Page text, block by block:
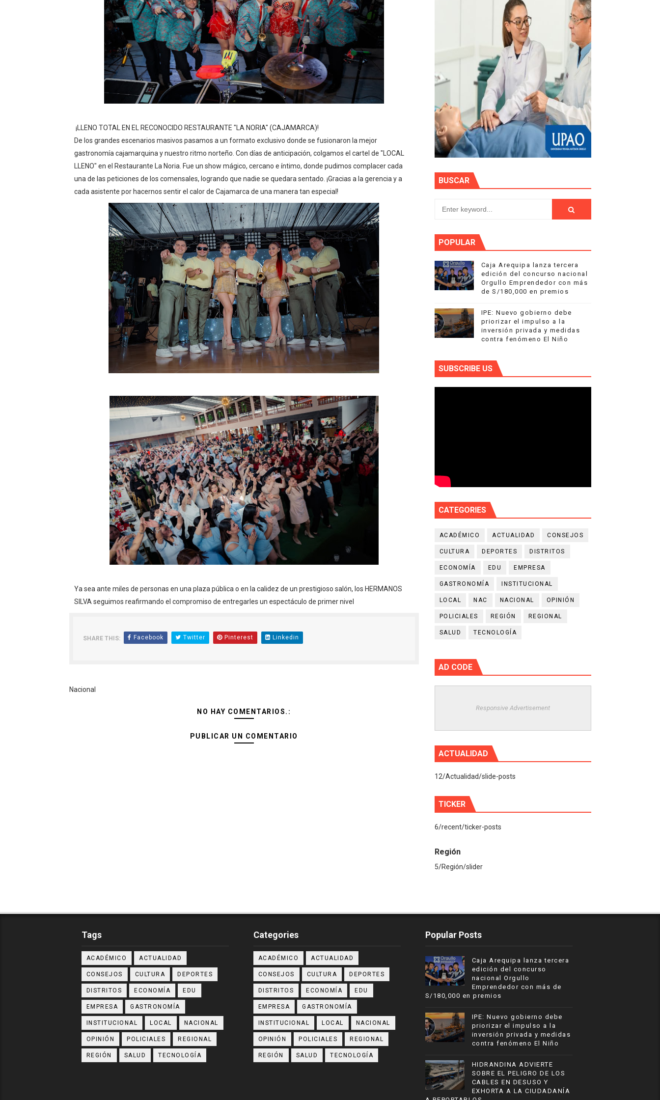
OSIPTEL: empresas operadoras están obligadas a verificar tope de 7 líneas móviles de personas naturales durante contratación
Yape habilita envío de remesas a Venezuela sin comisión tras emergencia por terremotos
Decano de Economistas: nuevo gobierno debe priorizar seguridad y facilitar proyecto hidrocarburífero en La Libertad
Concrevía impulsa la construcción de vías más duraderas en el Perú
ADAS: QUEDAN MENOS DE 90 DÍAS PARA PROTEGER A TRUJILLO Y VIRÚ DE "EL NIÑO"
¡LLENO TOTAL EN EL RECONOCIDO RESTAURANTE "LA NORIA" (CAJAMARCA)!
De los grandes escenarios masivos pasamos a un formato exclusivo donde se fusionaron la mejor
gastronomía cajamarquina y nuestro ritmo norteño. Con días de anticipación, colgamos el cartel de "LOCAL
LLENO" en el Restaurante La Noria. Fue un show mágico, cercano e íntimo, donde pudimos complacer cada
una de las peticiones de los comensales, logrando que nadie se quedara sentado. ¡Gracias a la gerencia y a
cada asistente por hacernos sentir el calor de Cajamarca de una manera tan especial!
Ya sea ante miles de personas en una plaza pública o en la calidez de un prestigioso salón, los HERMANOS
SILVA seguimos reafirmando el compromiso de entregarles un espectáculo de primer nivel
SHARE THIS: Facebook Twitter Pinterest Linkedin
Nacional
NO HAY COMENTARIOS.:
PUBLICAR UN COMENTARIO
BUSCAR
POPULAR
Caja Arequipa lanza tercera
edición del concurso nacional
Orgullo Emprendedor con más
de S/180,000 en premios
IPE: Nuevo gobierno debe
priorizar el impulso a la
inversión privada y medidas
contra fenómeno El Niño
SUBSCRIBE US
CATEGORIES
ACADÉMICO ACTUALIDAD CONSEJOS
CULTURA DEPORTES DISTRITOS
ECONOMÍA EDU EMPRESA
GASTRONOMÍA INSTITUCIONAL
LOCAL NAC NACIONAL OPINIÓN
POLICIALES REGIÓN REGIONAL
SALUD TECNOLOGÍA
AD CODE
Responsive Advertisement
ACTUALIDAD
12/Actualidad/slide-posts
TICKER
6/recent/ticker-posts
Región
5/Región/slider
Tags
ACADÉMICO ACTUALIDAD
CONSEJOS CULTURA DEPORTES
DISTRITOS ECONOMÍA EDU
EMPRESA GASTRONOMÍA
INSTITUCIONAL LOCAL NACIONAL
OPINIÓN POLICIALES REGIONAL
REGIÓN SALUD TECNOLOGÍA
Categories
ACADÉMICO ACTUALIDAD
CONSEJOS CULTURA DEPORTES
DISTRITOS ECONOMÍA EDU
EMPRESA GASTRONOMÍA
INSTITUCIONAL LOCAL NACIONAL
OPINIÓN POLICIALES REGIONAL
REGIÓN SALUD TECNOLOGÍA
Popular Posts
Caja Arequipa lanza tercera
edición del concurso
nacional Orgullo
Emprendedor con más de
S/180,000 en premios
IPE: Nuevo gobierno debe
priorizar el impulso a la
inversión privada y medidas
contra fenómeno El Niño
HIDRANDINA ADVIERTE
SOBRE EL PELIGRO DE LOS
CABLES EN DESUSO Y
EXHORTA A LA CIUDADANÍA